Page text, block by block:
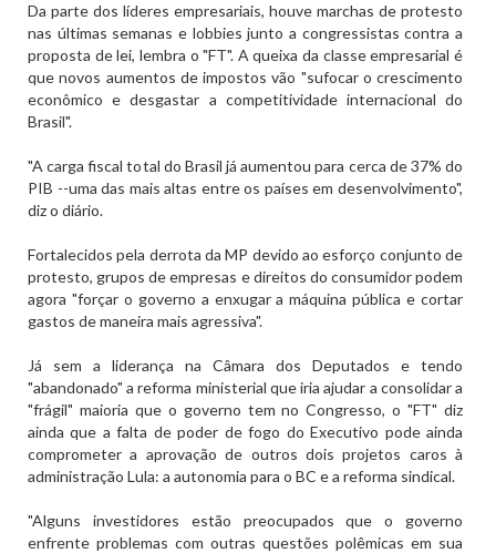
Da parte dos líderes empresariais, houve marchas de protesto
nas últimas semanas e lobbies junto a congressistas contra a
proposta de lei, lembra o "FT". A queixa da classe empresarial é
que novos aumentos de impostos vão "sufocar o crescimento
econômico e desgastar a competitividade internacional do
Brasil".
"A carga fiscal total do Brasil já aumentou para cerca de 37% do
PIB --uma das mais altas entre os países em desenvolvimento",
diz o diário.
Fortalecidos pela derrota da MP devido ao esforço conjunto de
protesto, grupos de empresas e direitos do consumidor podem
agora "forçar o governo a enxugar a máquina pública e cortar
gastos de maneira mais agressiva".
Já sem a liderança na Câmara dos Deputados e tendo
"abandonado" a reforma ministerial que iria ajudar a consolidar a
"frágil" maioria que o governo tem no Congresso, o "FT" diz
ainda que a falta de poder de fogo do Executivo pode ainda
comprometer a aprovação de outros dois projetos caros à
administração Lula: a autonomia para o BC e a reforma sindical.
"Alguns investidores estão preocupados que o governo
enfrente problemas com outras questões polêmicas em sua